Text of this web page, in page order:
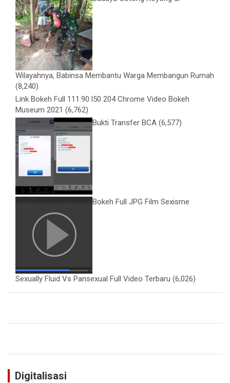
Wilayahnya, Babinsa Membantu Warga Membangun Rumah
(8,240)
Link Bokeh Full 111.90 l50 204 Chrome Video Bokeh
Museum 2021 (6,762)
Bukti Transfer BCA (6,577)
Bokeh Full JPG Film Sexisme
Sexually Fluid Vs Pansexual Full Video Terbaru (6,026)
Digitalisasi